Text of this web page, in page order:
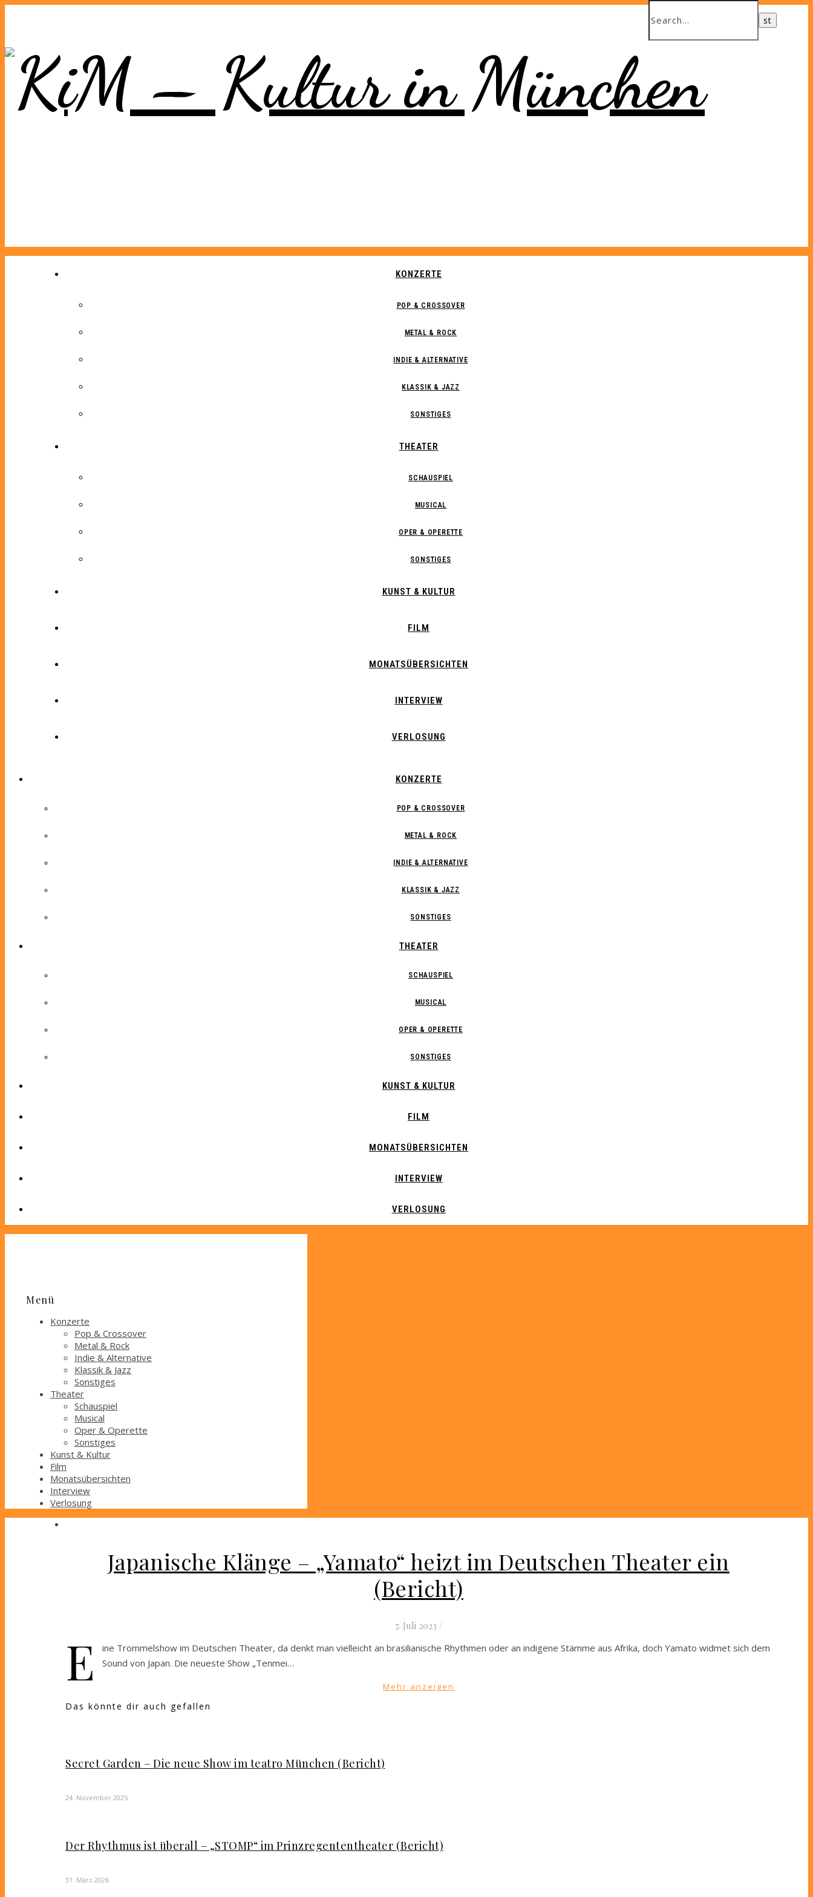
KONZERTE
POP & CROSSOVER
METAL & ROCK
INDIE & ALTERNATIVE
KLASSIK & JAZZ
SONSTIGES
THEATER
SCHAUSPIEL
MUSICAL
OPER & OPERETTE
SONSTIGES
KUNST & KULTUR
FILM
MONATSÜBERSICHTEN
INTERVIEW
VERLOSUNG
KONZERTE
POP & CROSSOVER
METAL & ROCK
INDIE & ALTERNATIVE
KLASSIK & JAZZ
SONSTIGES
THEATER
SCHAUSPIEL
MUSICAL
OPER & OPERETTE
SONSTIGES
KUNST & KULTUR
FILM
MONATSÜBERSICHTEN
INTERVIEW
VERLOSUNG
Menü
Konzerte
Pop & Crossover
Metal & Rock
Indie & Alternative
Klassik & Jazz
Sonstiges
Theater
Schauspiel
Musical
Oper & Operette
Sonstiges
Kunst & Kultur
Film
Monatsübersichten
Interview
Verlosung
Japanische Klänge – „Yamato“ heizt im Deutschen Theater ein
(Bericht)
7. Juli 2023 /
E
ine Trommelshow im Deutschen Theater, da denkt man vielleicht an brasilianische Rhythmen oder an indigene Stämme aus Afrika, doch Yamato widmet sich dem
Sound von Japan. Die neueste Show „Tenmei…
Mehr anzeigen
Das könnte dir auch gefallen
Secret Garden – Die neue Show im teatro München (Bericht)
24. November 2025
Der Rhythmus ist überall – „STOMP“ im Prinzregententheater (Bericht)
31. März 2026